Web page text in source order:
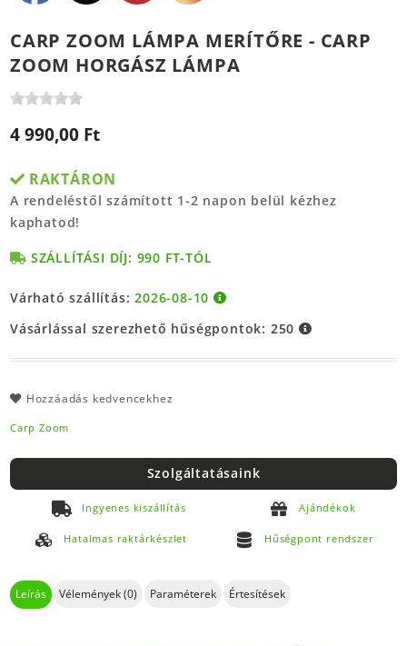
CARP ZOOM LÁMPA MERÍTŐRE - CARP
ZOOM HORGÁSZ LÁMPA
4 990,00 Ft
RAKTÁRON
A rendeléstől számított 1-2 napon belül kézhez
kaphatod!
SZÁLLÍTÁSI DÍJ: 990 FT-TÓL
Várható szállítás:2026-08-10
Vásárlással szerezhető hűségpontok: 250
Hozzáadás kedvencekhez
Carp Zoom
Szolgáltatásaink
Ingyenes kiszállítás Ajándékok
Hatalmas raktárkészlet Hűségpont rendszer
Leírás Vélemények (0) Paraméterek Értesítések